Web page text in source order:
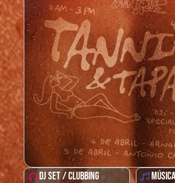
DJ SET / CLUBBING MÚSICA